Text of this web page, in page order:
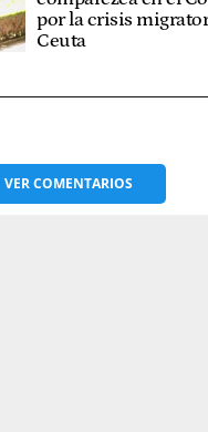
por la crisis
Ceuta
VERCOMENTARIOS